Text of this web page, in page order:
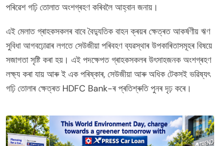
পৰিৱেশ গঢ়ি তোলাত অংশগ্ৰহণ কৰিবলৈ আহ্বান জনায়।
এই মেলাত গ্ৰাহকসকলৰ বাবে বৈদ্যুতিক বাহন ক্ৰয়ৰ ক্ষেত্ৰত আকৰ্ষণীয় ঋণ
সুবিধা আগবঢ়োৱাৰ লগতে সেউজীয়া পৰিবহণ ব্যৱস্থাৰ উপকাৰিতাসমূহৰ বিষয়ে
সজাগতা সৃষ্টি কৰা হয়। এই পদক্ষেপত গ্ৰাহকসকলৰ উৎসাহজনক অংশগ্ৰহণ
লক্ষ্য কৰা যায় আৰু ই এক পৰিষ্কাৰ, সেউজীয়া আৰু অধিক টেকসই ভৱিষ্যৎ
গঢ়ি তোলাৰ ক্ষেত্ৰত HDFC Bank-ৰ প্ৰতিশ্ৰুতি পুনৰ দৃঢ় কৰে।